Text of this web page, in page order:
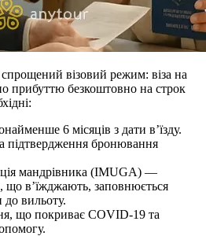
візовий режим: віза на
прибуттю безкоштовно на строк
6 місяців з дати в’їзду.
підтвердження бронювання
мандрівника (IMUGA) —
що в’їжджають, заповнюється
вильоту.
що покриває COVID-19 та